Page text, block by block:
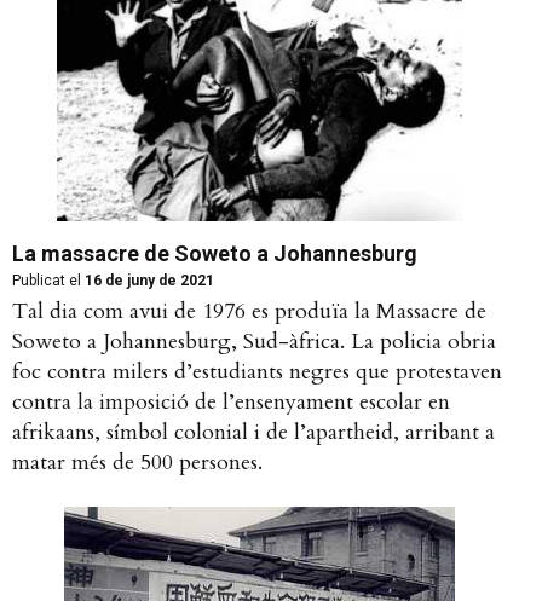
La massacre de Soweto a Johannesburg
Publicat el 16 de juny de 2021
Tal dia com avui de 1976 es produïa la Massacre de
Soweto a Johannesburg, Sud-àfrica. La policia obria
foc contra milers d’estudiants negres que protestaven
contra la imposició de l’ensenyament escolar en
afrikaans, símbol colonial i de l’apartheid, arribant a
matar més de 500 persones.